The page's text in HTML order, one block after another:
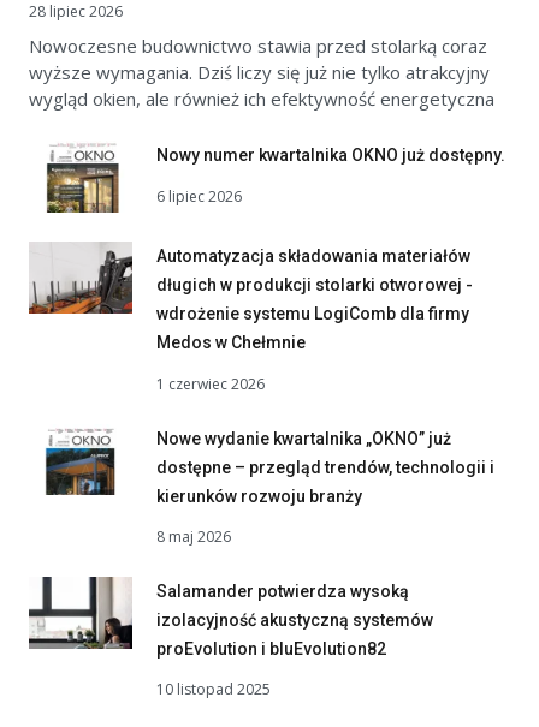
28 lipiec 2026
Nowoczesne budownictwo stawia przed stolarką coraz
wyższe wymagania. Dziś liczy się już nie tylko atrakcyjny
wygląd okien, ale również ich efektywność energetyczna
Nowy numer kwartalnika OKNO już dostępny.
6 lipiec 2026
Automatyzacja składowania materiałów
długich w produkcji stolarki otworowej -
wdrożenie systemu LogiComb dla firmy
Medos w Chełmnie
1 czerwiec 2026
Nowe wydanie kwartalnika „OKNO” już
dostępne – przegląd trendów, technologii i
kierunków rozwoju branży
8 maj 2026
Salamander potwierdza wysoką
izolacyjność akustyczną systemów
proEvolution i bluEvolution82
10 listopad 2025